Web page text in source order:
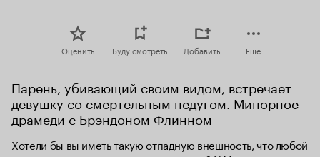
Оценить Буду смотреть Добавить Еще
Парень, убивающий своим видом, встречает
девушку со смертельным недугом. Минорное
драмеди с Брэндоном Флинном
Хотели бы вы иметь такую отпадную внешность, что любой